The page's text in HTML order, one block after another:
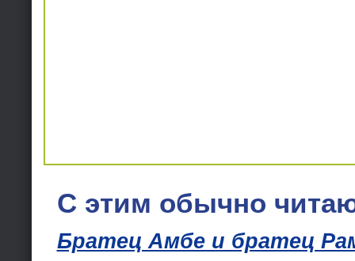
С этим обычно
Братец Амбе и братец